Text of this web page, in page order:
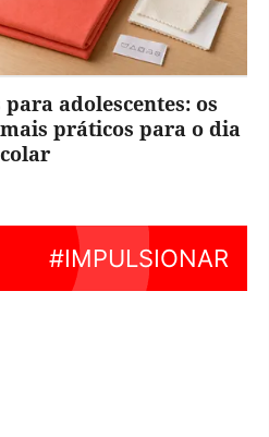
adolescentes: os
práticos para o dia